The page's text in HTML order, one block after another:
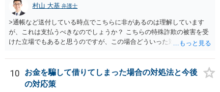
村山 大基 弁護士
>通帳など送付している時点でこちらに非があるのは理解しています
が、これは支払うべきなのでしょうか？ こちらの特殊詐欺の被害を受
けた立場でもあると思うのですが、この場合どういった対処が必要で
がいいとは思います。 そもそも、特殊詐欺関係なく旦那さんの行為
は法に触れる可能性もあります。 ＞100万を支払わず穏便に和解する
ことは可能でしょうか？ →一般的には難しいです。相談者さんも１０
０万円の被害を受けたとして、１円も払わないで和解したいと言われ
10
お金を騙して借りてしまった場合の対処法と今後
の対応策